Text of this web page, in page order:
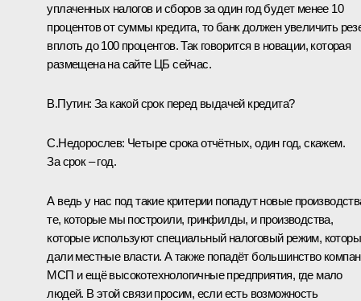
уплаченных налогов и сборов за один год будет менее 10
процентов от суммы кредита, то банк должен увеличить
вплоть до 100 процентов. Так говорится в новации, которая
размещена на сайте ЦБ сейчас.
В.Путин: За какой срок перед выдачей кредита?
С.Недорослев: Четыре срока отчётных, один год, скажем.
За срок – год.
А ведь у нас под такие критерии попадут новые
те, которые мы построили, гринфилды, и производства,
которые используют специальный налоговый режим,
дали местные власти. А также попадёт большинство
МСП и ещё высокотехнологичные предприятия, где мало
людей. В этой связи просим, если есть возможность